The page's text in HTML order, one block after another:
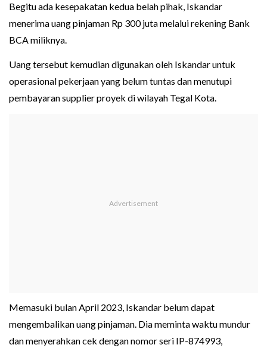
Begitu ada kesepakatan kedua belah pihak, Iskandar
menerima uang pinjaman Rp 300 juta melalui rekening Bank
BCA miliknya.
Uang tersebut kemudian digunakan oleh Iskandar untuk
operasional pekerjaan yang belum tuntas dan menutupi
pembayaran supplier proyek di wilayah Tegal Kota.
Memasuki bulan April 2023, Iskandar belum dapat
mengembalikan uang pinjaman. Dia meminta waktu mundur
dan menyerahkan cek dengan nomor seri IP-874993,